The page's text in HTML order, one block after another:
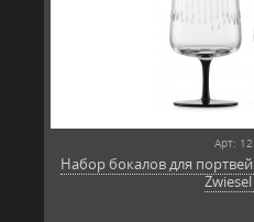
Арт:
Набор бокалов для
Zwiesel